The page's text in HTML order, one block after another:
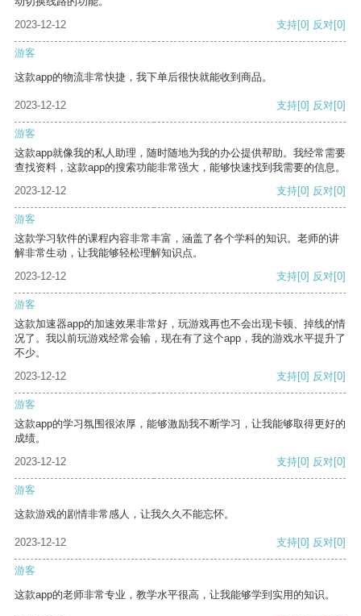
2023-12-12
支持[0] 反对[0]
游客
这款app的物流非常快捷，我下单后很快就能收到商品。
2023-12-12 支持[0] 反对[0]
游客
这款app就像我的私人助理，随时随地为我的办公提供帮助。我经常需要
查找资料，这款app的搜索功能非常强大，能够快速找到我需要的信息。
2023-12-12
支持[0] 反对[0]
游客
这款学习软件的课程内容非常丰富，涵盖了各个学科的知识。老师的讲
解非常生动，让我能够轻松理解知识点。
2023-12-12
支持[0] 反对[0]
游客
这款加速器app的加速效果非常好，玩游戏再也不会出现卡顿、掉线的情
况了。我以前玩游戏经常会输，现在有了这个app，我的游戏水平提升了
不少。
2023-12-12
支持[0] 反对[0]
游客
这款app的学习氛围很浓厚，能够激励我不断学习，让我能够取得更好的
成绩。
2023-12-12
支持[0] 反对[0]
游客
这款游戏的剧情非常感人，让我久久不能忘怀。
2023-12-12 支持[0] 反对[0]
游客
这款app的老师非常专业，教学水平很高，让我能够学到实用的知识。